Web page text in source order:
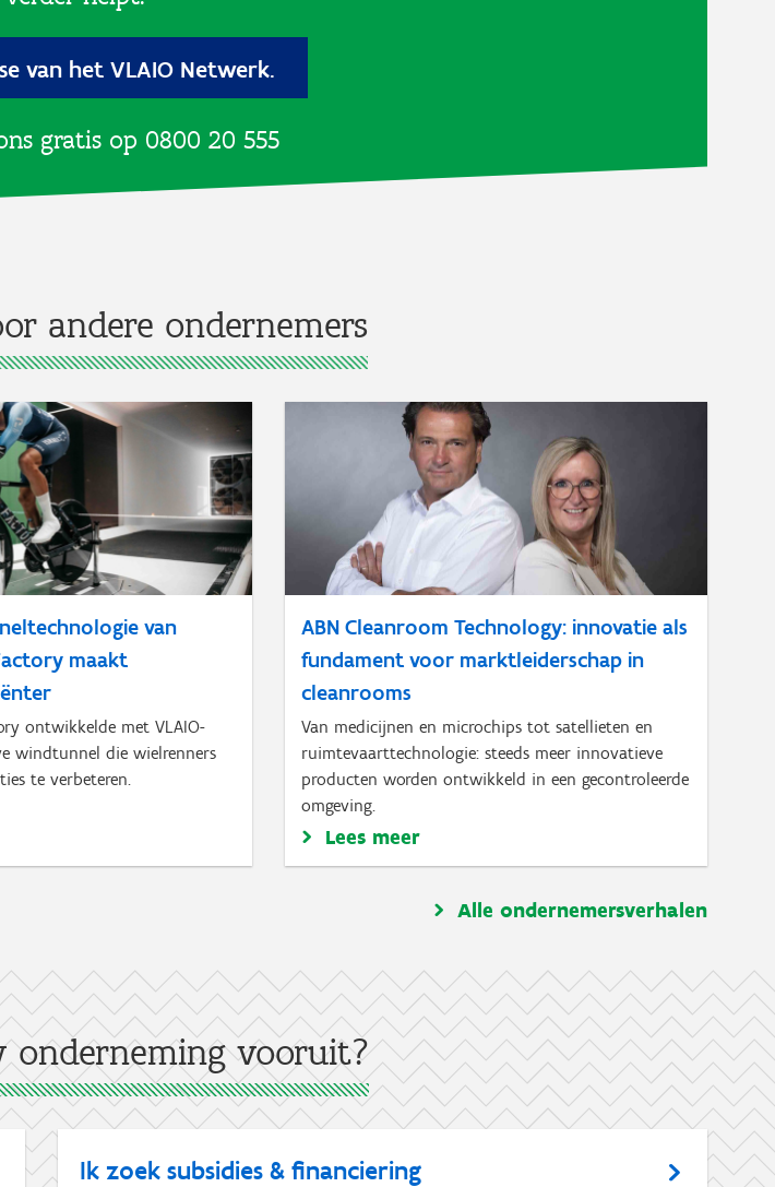
van het VLAIO Netwerk.
gratis op 0800 20 555
andere ondernemers
van
maakt
ontwikkelde met VLAIO-
windtunnel die wielrenners
te verbeteren.
ABN Cleanroom Technology: innovatie als
fundament voor marktleiderschap in
cleanrooms
Van medicijnen en microchips tot satellieten en
ruimtevaarttechnologie: steeds meer innovatieve
producten worden ontwikkeld in een gecontroleerde
omgeving.
Lees meer
Alle ondernemersverhalen
onderneming vooruit?
Ik zoek subsidies & financiering